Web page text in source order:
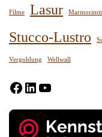
Filme Lasur
Stucco-Lustro
Vergoldung Wellwall
Facebook
LinkedIn
YouTube